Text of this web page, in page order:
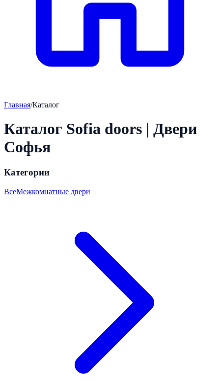
Главная/Каталог
Каталог Sofia doors | Двери
Софья
Категории
ВсеМежкомнатные двери